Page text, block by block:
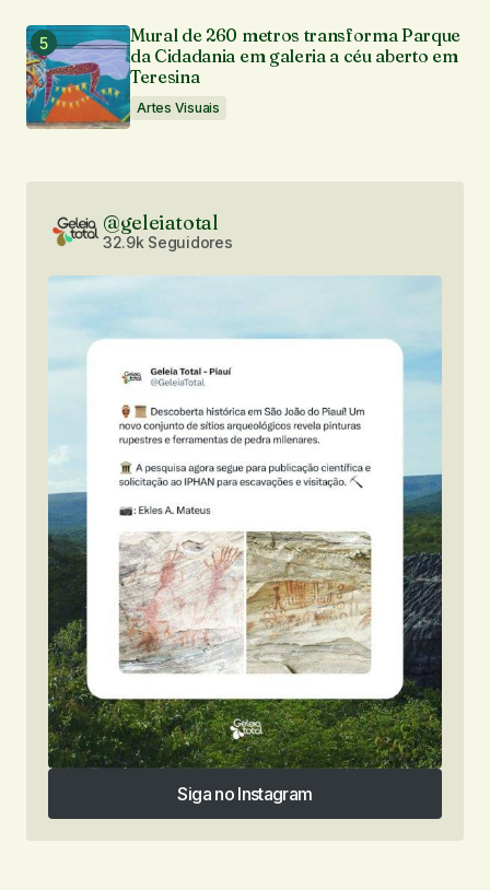
Mural de 260 metros transforma Parque
da Cidadania em galeria a céu aberto em
Teresina
Artes Visuais
@geleiatotal
32.9k Seguidores
Siga no Instagram
Siga no Instagram